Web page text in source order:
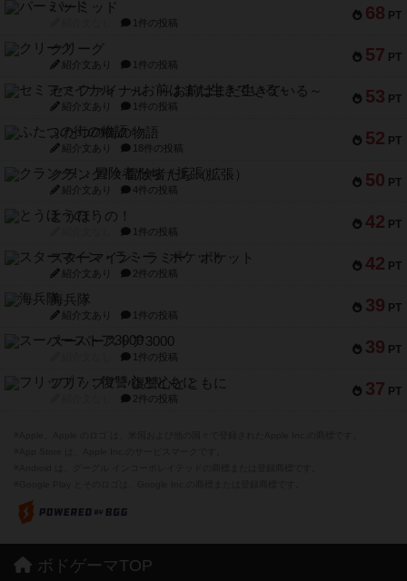
68 PT
パーミッド
1件の投稿
57 PT
クリーグ
紹介文あり 1件の投稿
53 PT
セミファイナル ～お前はまだ生きている～
紹介文あり 1件の投稿
52 PT
ふたつの街の物語
紹介文あり 18件の投稿
50 PT
クランク! ：冒険者たち（拡張）
紹介文あり 4件の投稿
42 PT
とうほうの！
1件の投稿
42 PT
スターマイン・ラミー ポケット
紹介文あり 2件の投稿
39 PT
海兵隊
紹介文あり 1件の投稿
39 PT
スーパーストア3000
1件の投稿
37 PT
フリップ７：復讐心とともに
2件の投稿
ボドゲーマTOP